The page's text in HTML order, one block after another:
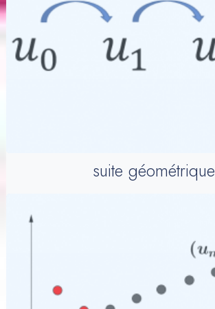
suite géométrique